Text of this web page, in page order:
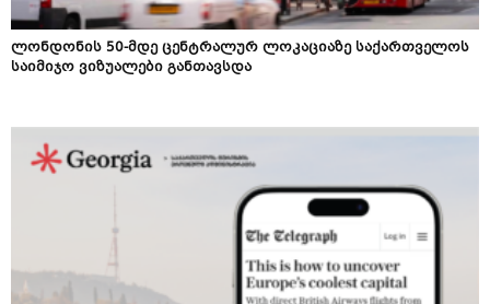
ლონდონის 50-მდე ცენტრალურ ლოკაციაზე საქართველოს
საიმიჯო ვიზუალები განთავსდა